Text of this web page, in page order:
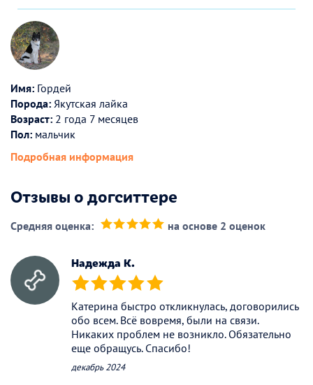
Имя: Гордей
Порода: Якутская лайка
Возраст: 2 года 7 месяцев
Пол: мальчик
Подробная информация
Отзывы о догситтере
Средняя оценка: на основе 2 оценок
Надежда К.
(*) (*) (*) (*) (*)
Катерина быстро откликнулась, договорились
обо всем. Всё вовремя, были на связи.
Никаких проблем не возникло. Обязательно
еще обращусь. Спасибо!
декабрь 2024